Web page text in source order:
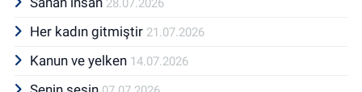
28.07.2026
Her kadın gitmiştir 21.07.2026
Kanun ve yelken 14.07.2026